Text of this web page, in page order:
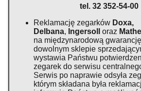
tel. 32 352-54-00
Reklamację zegarków Doxa,
Delbana, Ingersoll oraz
na międzynarodową
dowolnym sklepie
wystawia Państwu
zegarek do serwisu
Serwis po naprawie odsyła
którym składana była